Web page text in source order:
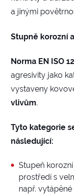
a jinými
Stupně korozní
Norma EN ISO
agresivity jako
vystaveny
vlivům.
Tyto kategorie
následující:
Stupeň
prostředí s
např.